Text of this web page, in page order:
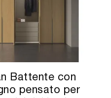
Battente con
pensato per